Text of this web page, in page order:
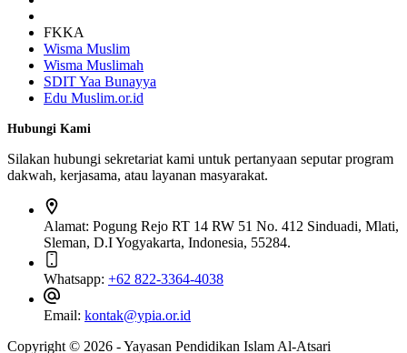
FKKA
Wisma Muslim
Wisma Muslimah
SDIT Yaa Bunayya
Edu Muslim.or.id
Hubungi Kami
Silakan hubungi sekretariat kami untuk pertanyaan seputar program
dakwah, kerjasama, atau layanan masyarakat.
Alamat: Pogung Rejo RT 14 RW 51 No. 412 Sinduadi, Mlati,
Sleman, D.I Yogyakarta, Indonesia, 55284.
Whatsapp: +62 822-3364-4038
Email: kontak@ypia.or.id
Copyright © 2026 - Yayasan Pendidikan Islam Al-Atsari